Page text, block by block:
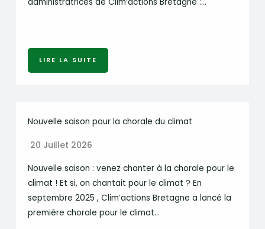
LIRE LA SUITE
Nouvelle saison pour la chorale du climat
20 Juillet 2026
Nouvelle saison : venez chanter à la chorale pour le
climat ! Et si, on chantait pour le climat ? En
septembre 2025 , Clim’actions Bretagne a lancé la
première chorale pour le climat…